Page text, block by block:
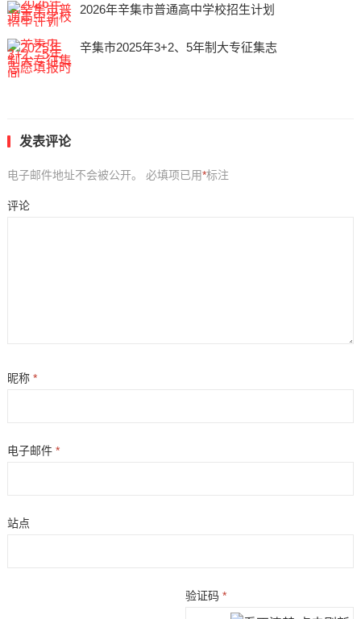
2026年辛集市普通高中学校招生计划
辛集市2025年3+2、5年制大专征集志
发表评论
电子邮件地址不会被公开。 必填项已用*标注
评论
昵称 *
电子邮件 *
站点
验证码*